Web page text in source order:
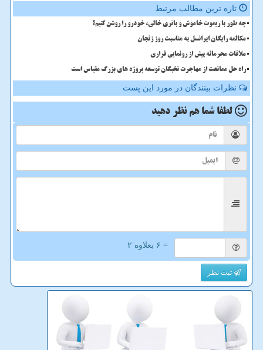
تازه ترین مطالب مرتبط
چه طور با ریموت خاموش و باتری خالی، خودرو را روشن کنیم؟
مکالمه رایگان ایرانسل به مناسبت روز زنجان
ملاقات محرمانه پیش از رونمایی فراری
راه حل ممانعت از مهاجرت نخبگان توسعه پروژه های بزرگ مقیاس است
نظرات بینندگان در مورد این پست
لطفا شما هم نظر دهید
= ۶ بعلاوه ۲
ثبت نظر